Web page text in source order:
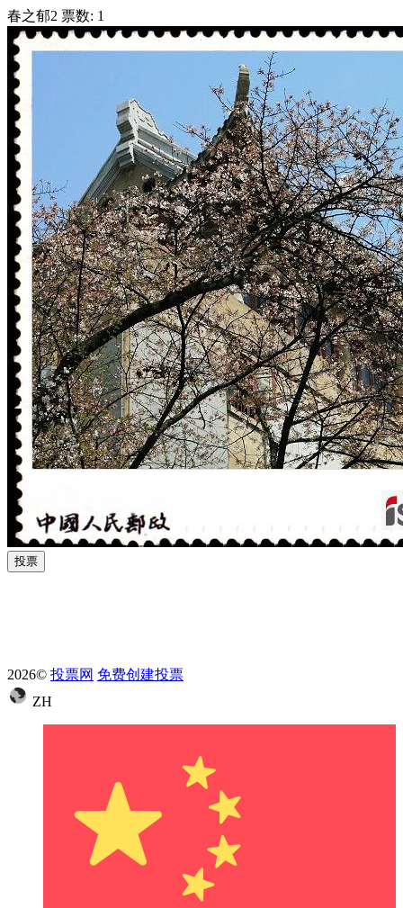
春之郁2 票数: 1
投票
2026© 投票网 免费创建投票
ZH